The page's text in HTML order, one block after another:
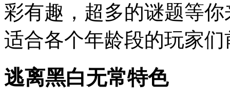
彩有趣，超多的谜题等
适合各个年龄段的玩家
逃离黑白无常特色